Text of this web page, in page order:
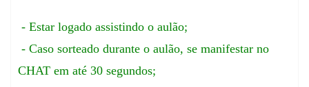
- Estar logado assistindo o aulão;
- Caso sorteado durante o aulão, se manifestar no
CHAT em até 30 segundos;